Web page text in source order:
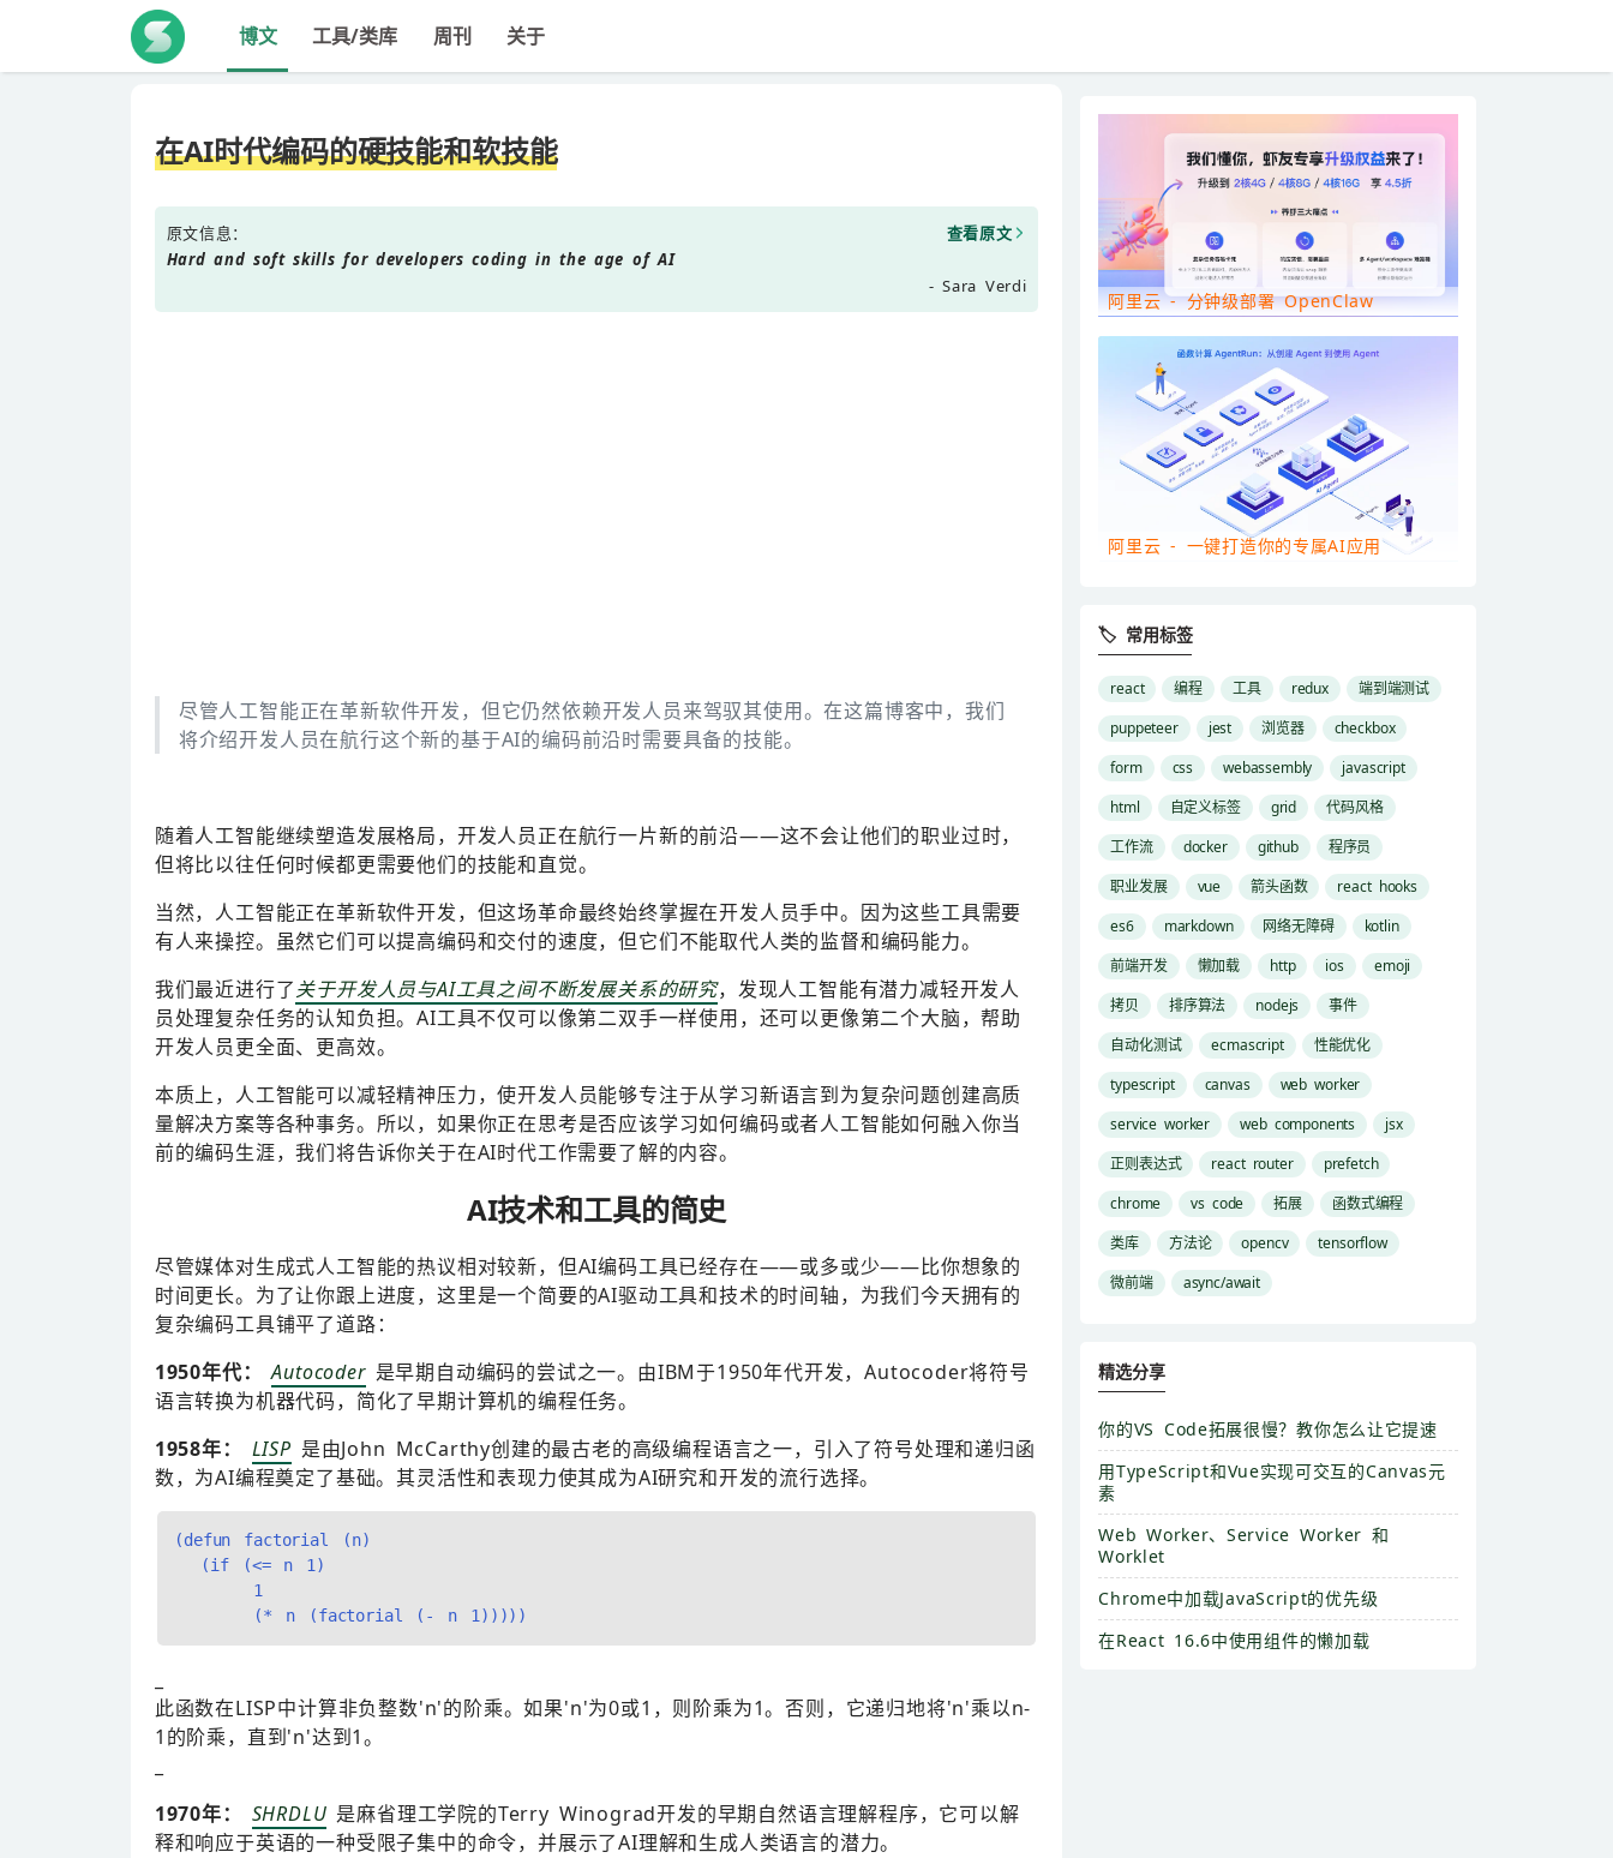
博文 工具/类库 周刊 关于
在AI时代编码的硬技能和软技能
原文信息：
查看原文
Hard and soft skills for developers coding in the age of AI
- Sara Verdi
尽管人工智能正在革新软件开发，但它仍然依赖开发人员来驾驭其使用。在这篇博客中，我们
将介绍开发人员在航行这个新的基于AI的编码前沿时需要具备的技能。
随着人工智能继续塑造发展格局，开发人员正在航行一片新的前沿——这不会让他们的职业过时，
但将比以往任何时候都更需要他们的技能和直觉。
当然，人工智能正在革新软件开发，但这场革命最终始终掌握在开发人员手中。因为这些工具需要
有人来操控。虽然它们可以提高编码和交付的速度，但它们不能取代人类的监督和编码能力。
我们最近进行了关于开发人员与AI工具之间不断发展关系的研究，发现人工智能有潜力减轻开发人
员处理复杂任务的认知负担。AI工具不仅可以像第二双手一样使用，还可以更像第二个大脑，帮助
开发人员更全面、更高效。
本质上，人工智能可以减轻精神压力，使开发人员能够专注于从学习新语言到为复杂问题创建高质
量解决方案等各种事务。所以，如果你正在思考是否应该学习如何编码或者人工智能如何融入你当
前的编码生涯，我们将告诉你关于在AI时代工作需要了解的内容。
AI技术和工具的简史
尽管媒体对生成式人工智能的热议相对较新，但AI编码工具已经存在——或多或少——比你想象的
时间更长。为了让你跟上进度，这里是一个简要的AI驱动工具和技术的时间轴，为我们今天拥有的
复杂编码工具铺平了道路：
1950年代：
Autocoder是早期自动编码的尝试之一。由IBM于1950年代开发，Autocoder将符号
语言转换为机器代码，简化了早期计算机的编程任务。
1958年：
LISP 是由John McCarthy创建的最古老的高级编程语言之一，引入了符号处理和递归函
数，为AI编程奠定了基础。其灵活性和表现力使其成为AI研究和开发的流行选择。
(defun factorial (n)
  (if (<= n 1)
      1
此函数在LISP中计算非负整数'n'的阶乘。如果'n'为0或1，则阶乘为1。否则，它递归地将'n'乘以n-
1的阶乘，直到'n'达到1。
1970年：
SHRDLU 是麻省理工学院的Terry Winograd开发的早期自然语言理解程序，它可以解
释和响应于英语的一种受限子集中的命令，并展示了AI理解和生成人类语言的潜力。
阿里云 - 分钟级部署 OpenClaw
阿里云 - 一键打造你的专属AI应用
🏷 常用标签
react 编程 工具 redux
端到端测试
puppeteer
jest 浏览器
checkbox
form
css webassembly
javascript
html
自定义标签 grid
代码风格
工作流
docker github
程序员
职业发展
vue 箭头函数
react hooks
es6
markdown 网络无障碍
kotlin
前端开发
懒加载 http ios
emoji
拷贝
排序算法 nodejs
事件
自动化测试
ecmascript
性能优化
typescript
canvas
web worker
service worker
web components
jsx
正则表达式
react router
prefetch
chrome
vs code 拓展
函数式编程
类库
方法论 opencv
tensorflow
微前端
async/await
精选分享
你的VS Code拓展很慢？教你怎么让它提速
用TypeScript和Vue实现可交互的Canvas元
素
Web Worker、Service Worker 和
Worklet
Chrome中加载JavaScript的优先级
在React 16.6中使用组件的懒加载